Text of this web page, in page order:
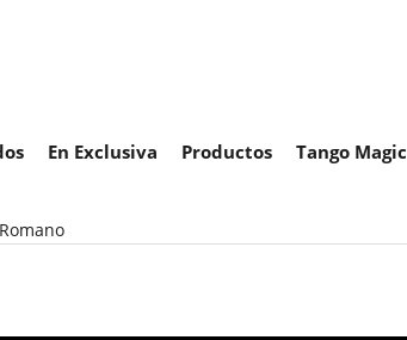
En Exclusiva Productos Tango Magic